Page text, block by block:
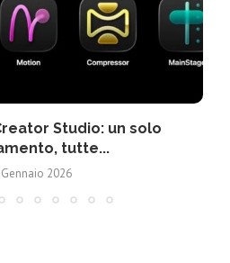
Studio: un solo
tutte...
2026